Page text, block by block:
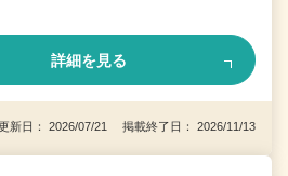
詳細を見る
新日： 2026/07/21 掲載終了日： 2026/11/13